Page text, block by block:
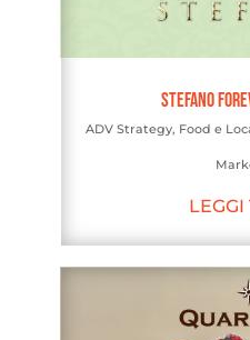
Stefano
ADV Strategy, Food e
LEGGI